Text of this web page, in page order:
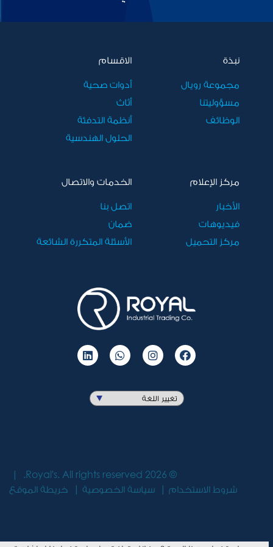
نبذة
مجموعة رويال
مسؤوليتنا
الوظائف
الاقسام
أدوات صحية
أثاث
أنظمة التدفئة
الحلول الهندسية
مركز الإعلام
الأخبار
فيديوهات
مركز التحميل
الخدمات والاتصال
اتصل بنا
ضمان
الأسئلة المتكررة الشائعة
©
2026
Royal's. All rights reserved.
شروط الاستخدام
سياسة الخصوصية خريطة الموقع